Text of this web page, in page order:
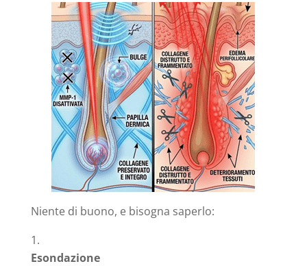
Niente di buono, e bisogna saperlo:
Esondazione